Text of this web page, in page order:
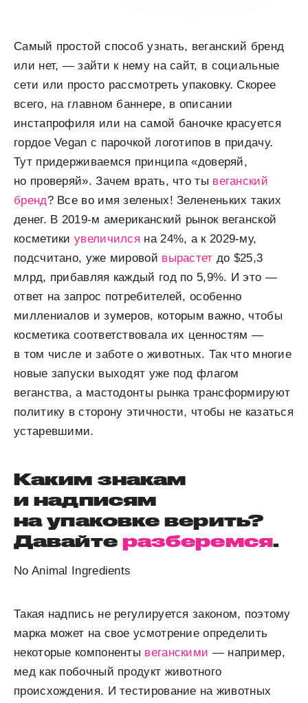
Самый простой способ узнать, веганский бренд
или нет, — зайти к нему на сайт, в социальные
сети или просто рассмотреть упаковку. Скорее
всего, на главном баннере, в описании
инстапрофиля или на самой баночке красуется
гордое Vegan с парочкой логотипов в придачу.
Тут придерживаемся принципа «доверяй,
но проверяй». Зачем врать, что ты веганский
бренд? Все во имя зеленых! Зелененьких таких
денег. В 2019-м американский рынок веганской
косметикиувеличился на 24%, а к 2029-му,
подсчитано, уже мировой вырастет до $25,3
млрд, прибавляя каждый год по 5,9%. И это —
ответ на запрос потребителей, особенно
миллениалов и зумеров, которым важно, чтобы
косметика соответствовала их ценностям —
в том числе и заботе о животных. Так что многие
новые запуски выходят уже под флагом
веганства, а мастодонты рынка трансформируют
политику в сторону этичности, чтобы не казаться
устаревшими.
Каким знакам
и надписям
на упаковке верить?
Давайте разберемся.
No Animal Ingredients
Такая надпись не регулируется законом, поэтому
марка может на свое усмотрение определить
некоторые компоненты веганскими — например,
мед как побочный продукт животного
происхождения. И тестирование на животных